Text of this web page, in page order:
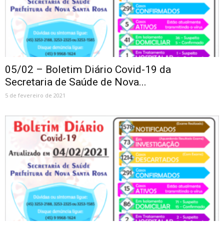
05/02 – Boletim Diário Covid-19 da
Secretaria de Saúde de Nova...
5 de fevereiro de 2021